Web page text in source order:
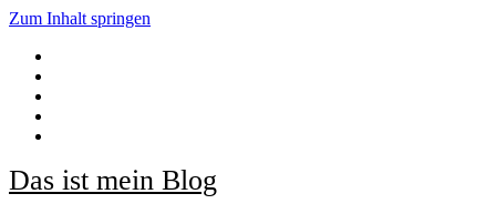
Zum Inhalt springen
Das ist mein Blog